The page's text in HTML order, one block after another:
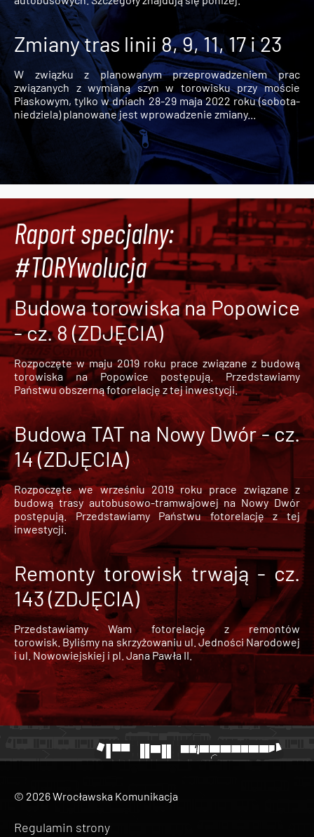
Zmiany tras linii 8, 9, 11, 17 i 23
W związku z planowanym przeprowadzeniem prac
związanych z wymianą szyn w torowisku przy moście
Piaskowym, tylko w dniach 28-29 maja 2022 roku (sobota-
niedziela) planowane jest wprowadzenie zmiany...
Raport specjalny:
#TORYwolucja
Budowa torowiska na Popowice
- cz. 8 (ZDJĘCIA)
Rozpoczęte w maju 2019 roku prace związane z budową
torowiska na Popowice
postępują. Przedstawiamy
Państwu obszerną fotorelację z tej inwestycji.
Budowa TAT na Nowy Dwór - cz.
14 (ZDJĘCIA)
Rozpoczęte we wrześniu 2019 roku prace związane z
budową trasy autobusowo-tramwajowej na Nowy Dwór
postępują. Przedstawiamy Państwu fotorelację z tej
inwestycji.
Remonty torowisk trwają - cz.
143 (ZDJĘCIA)
Przedstawiamy Wam fotorelację z remontów
torowisk. Byliśmy na skrzyżowaniu ul. Jedności Narodowej
i ul. Nowowiejskiej i pl. Jana Pawła II.
© 2026 Wrocławska Komunikacja
Regulamin strony